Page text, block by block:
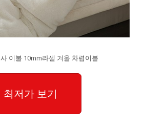
이불 10mm라셀 겨울 차렵이불
최저가 보기